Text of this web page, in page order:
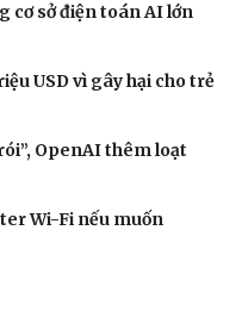
sĩ
cơ sở điện toán AI lớn
USD vì gây hại cho trẻ
OpenAI thêm loạt
Wi-Fi nếu muốn